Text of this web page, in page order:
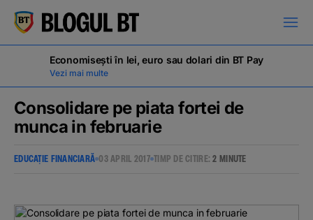
кириллица
Campanii
Economisești în lei, euro sau dolari din BT Pay
Vezi mai multe
Consolidare pe piata fortei de
munca in februarie
EDUCAȚIE FINANCIARĂ 03 APRIL 2017 TIMP DE CITIRE:2 MINUTE